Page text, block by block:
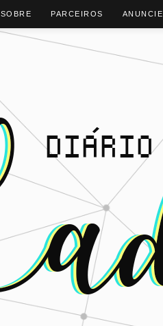
SOBRE PARCEIROS ANUNCIE